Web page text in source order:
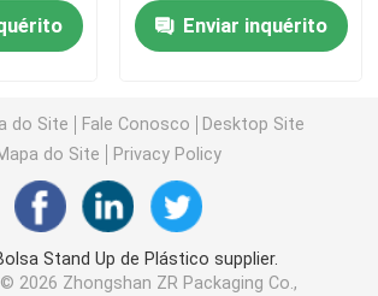
do líquido da caixa
Stand Up
de alimentos para
de papel
Enviar inquérito
do Site Fale Conosco
Desktop Site
do Site
Privacy Policy
Stand Up de Plástico supplier.
2026 Zhongshan ZR Packaging Co.,